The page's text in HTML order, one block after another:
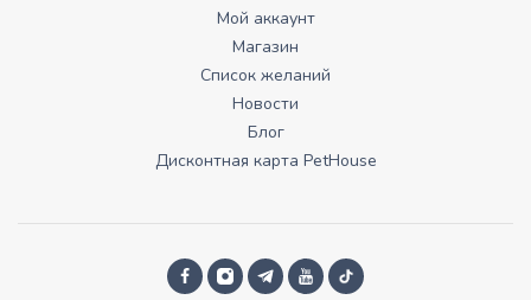
Мой аккаунт
Магазин
Список желаний
Новости
Блог
Дисконтная карта PetHouse